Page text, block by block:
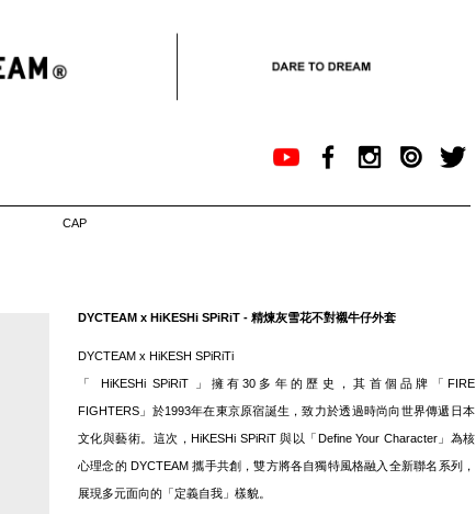
CAP
DYCTEAM x HiKESHi SPiRiT - 精煉灰雪花不對襯牛仔外套
DYCTEAM x HiKESH SPiRiTi
「 HiKESHi SPiRiT 」擁有30多年的歷史，其首個品牌「FIRE
FIGHTERS」於1993年在東京原宿誕生，致力於透過時尚向世界傳遞日本
文化與藝術。這次，HiKESHi SPiRiT 與以「Define Your Character」為核
心理念的 DYCTEAM 攜手共創，雙方將各自獨特風格融入全新聯名系列，
展現多元面向的「定義自我」樣貌。